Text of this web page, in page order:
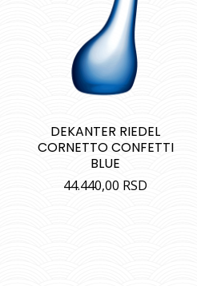
DEKANTER RIEDEL
CORNETTO CONFETTI
BLUE
44.440,00 RSD